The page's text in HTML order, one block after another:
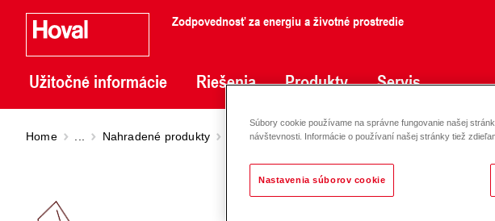
Zodpovednosť za energiu a životné prostredie
Užitočné informácie Riešenia Produkty Servis
Home Nahradené produkty Premium smart pump Stratos MAXO-R7 DN 65-
Súbory cookie používame na správne fungovanie našej
návštevnosti. Informácie o používaní našej stránky tiež
Nastavenia súborov cookie